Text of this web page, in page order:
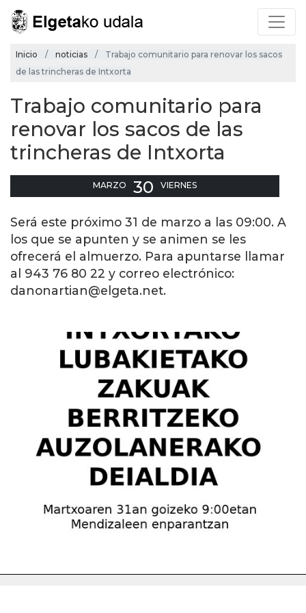
Inicio noticias
Trabajo comunitario para renovar los sacos
de las trincheras de Intxorta
Trabajo comunitario para
renovar los sacos de las
trincheras de Intxorta
MARZO 30 VIERNES
Será este próximo 31 de marzo a las 09:00. A
los que se apunten y se animen se les
ofrecerá el almuerzo. Para apuntarse llamar
al 943 76 80 22 y correo electrónico:
danonartian@elgeta.net.